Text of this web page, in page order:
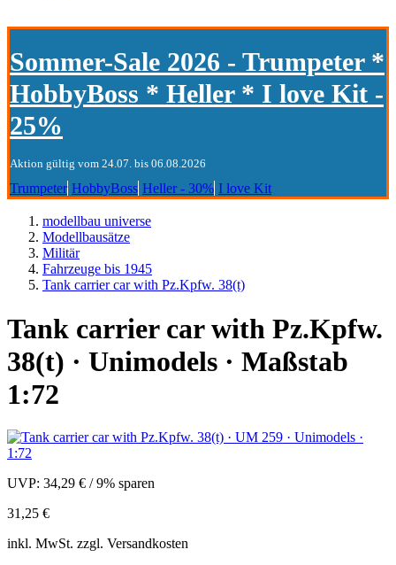
Sommer-Sale 2026 - Trumpeter *
HobbyBoss * Heller * I love Kit -
25%
Aktion gültig vom 24.07. bis 06.08.2026
Trumpeter HobbyBoss Heller - 30% I love Kit
modellbau universe
Modellbausätze
Militär
Fahrzeuge bis 1945
Tank carrier car with Pz.Kpfw. 38(t)
Tank carrier car with Pz.Kpfw.
38(t) · Unimodels · Maßstab
1:72
UVP: 34,29 € /9% sparen
31,25 €
inkl. MwSt. zzgl. Versandkosten